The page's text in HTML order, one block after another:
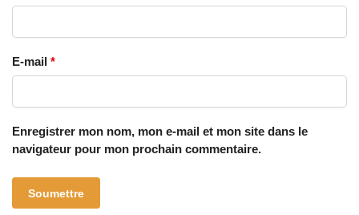
E-mail *
Enregistrer mon nom, mon e-mail et mon site dans le
navigateur pour mon prochain commentaire.